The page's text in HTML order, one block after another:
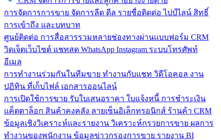
การจัดการการขาย จัดการลีด ดีล รายชื่อติดต่อ ไปป์ไลน์ สิทธิ์
การเข้าถึง และบทบาท
ศูนย์ติดต่อ การสื่อสารรวมหลายช่องทางผ่านแบบฟอร์ม CRM
วิดเจ็ตเว็บไซต์ แชทสด WhatsApp Instagram ระบบโทรศัพท์
อีเมล
การทำงานร่วมกันในทีมขาย ทำงานกับแชท วิดีโอคอล งาน
ปฏิทิน ที่เก็บไฟล์ เอกสารออนไลน์
การเปิดใช้การขาย รับใบเสนอราคา ใบแจ้งหนี้ การชำระเงิน
แค็ตตาล็อก สินค้าคงคลัง ลายเซ็นอิเล็กทรอนิกส์ ร้านค้า CRM
ข้อมูลเชิงวิเคราะห์และรายงาน วิเคราะห์กรวยการขาย ผลการ
ทำงานของพนักงาน ข้อมูลข่าวกรองการขาย รายงาน BI